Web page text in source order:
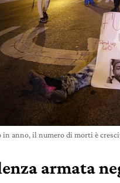
in anno, il numero di morti è
armata